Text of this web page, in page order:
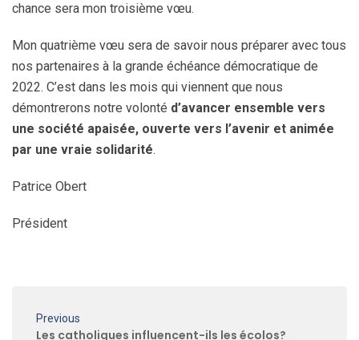
chance sera mon troisième vœu.
Mon quatrième vœu sera de savoir nous préparer avec tous
nos partenaires à la grande échéance démocratique de
2022. C’est dans les mois qui viennent que nous
démontrerons notre volonté d’avancer ensemble vers
une société apaisée, ouverte vers l’avenir et animée
par une vraie solidarité.
Patrice Obert
Président
Previous
Les catholiques influencent-ils les écolos?